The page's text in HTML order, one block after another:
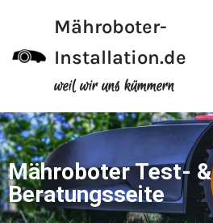
Inhalt
Mähroboter-
Installation.de
weil wir uns kümmern
Mähroboter Test- &
Beratungsseite